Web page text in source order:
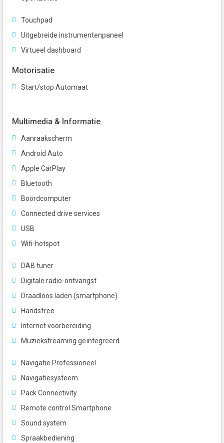
Touchpad
Uitgebreide instrumentenpaneel
Virtueel dashboard
Motorisatie
Start/stop Automaat
Multimedia & Informatie
Aanraakscherm
Android Auto
Apple CarPlay
Bluetooth
Boordcomputer
Connected drive services
USB
Wifi-hotspot
DAB tuner
Digitale radio-ontvangst
Draadloos laden (smartphone)
Handsfree
Internet voorbereiding
Muziekstreaming geïntegreerd
Navigatie Professioneel
Navigatiesysteem
Pack Connectivity
Remote control Smartphone
Sound system
Spraakbediening